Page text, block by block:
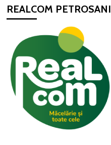
REALCOM PETROSANI